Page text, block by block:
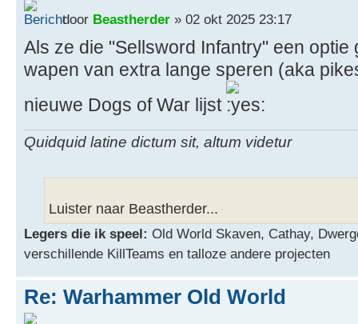
door Beastherder » 02 okt 2025 23:17
Als ze die "Sellsword Infantry" een
wapen van extra lange speren (aka
nieuwe Dogs of War lijst
Quidquid latine dictum sit, altum videtur
Luister naar Beastherder...
Legers die ik speel: Old World Skaven, Cathay,
verschillende KillTeams en talloze andere projecten
Re: Warhammer Old World